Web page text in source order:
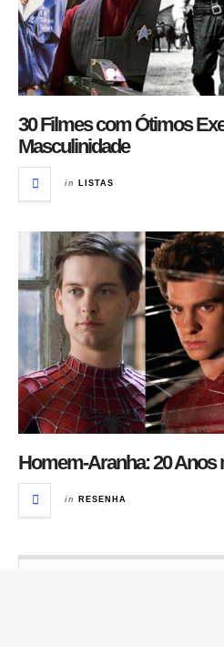
30 Filmes com Ótimos
Masculinidade
in LISTAS
Homem-Aranha: 20 Anos
in RESENHA